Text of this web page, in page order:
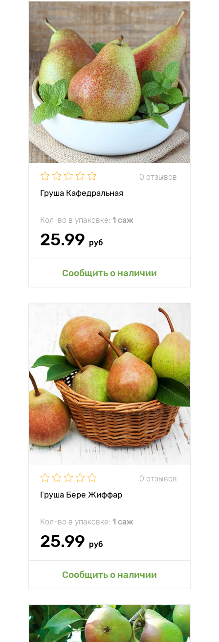
0 отзывов
Груша Кафедральная
Кол-во в упаковке: 1 саж
25.99 руб
Сообщить о наличии
0 отзывов
Груша Бере Жиффар
Кол-во в упаковке: 1 саж
25.99 руб
Сообщить о наличии